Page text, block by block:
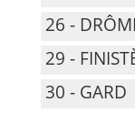
26 -
29 -
30 - GARD